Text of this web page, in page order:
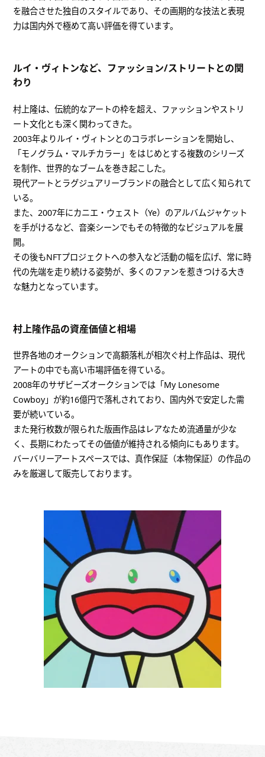
を融合させた独自のスタイルであり、その画期的な技法と表現
力は国内外で極めて高い評価を得ています。
ルイ・ヴィトンなど、ファッション/ストリートとの関
わり
村上隆は、伝統的なアートの枠を超え、ファッションやストリ
ート文化とも深く関わってきた。
2003年よりルイ・ヴィトンとのコラボレーションを開始し、
「モノグラム・マルチカラー」をはじめとする複数のシリーズ
を制作、世界的なブームを巻き起こした。
現代アートとラグジュアリーブランドの融合として広く知られて
いる。
また、2007年にカニエ・ウェスト（Ye）のアルバムジャケット
を手がけるなど、音楽シーンでもその特徴的なビジュアルを展
開。
その後もNFTプロジェクトへの参入など活動の幅を広げ、常に時
代の先端を走り続ける姿勢が、多くのファンを惹きつける大き
な魅力となっています。
村上隆作品の資産価値と相場
世界各地のオークションで高額落札が相次ぐ村上作品は、現代
アートの中でも高い市場評価を得ている。
2008年のサザビーズオークションでは「My Lonesome
Cowboy」が約16億円で落札されており、国内外で安定した需
要が続いている。
また発行枚数が限られた版画作品はレアなため流通量が少な
く、長期にわたってその価値が維持される傾向にもあります。
バーバリーアートスペースでは、真作保証（本物保証）の作品の
みを厳選して販売しております。